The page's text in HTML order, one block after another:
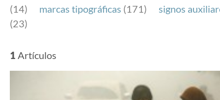
(14)
marcas tipográficas (171)
signos
(23)
1 Artículos